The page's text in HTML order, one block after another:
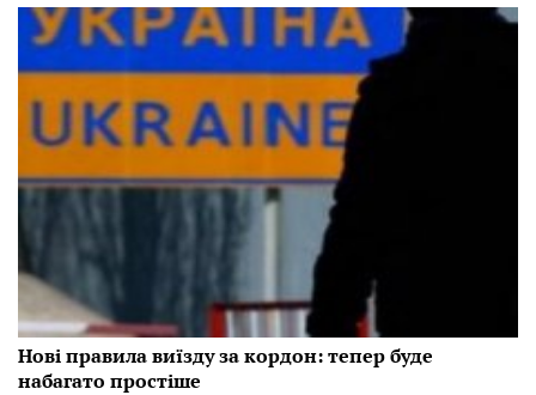
Нові правила виїзду за кордон: тепер буде
набагато простіше